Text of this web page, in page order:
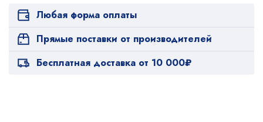
Любая форма оплаты
Прямые поставки от производителей
Бесплатная доставка от 10 000₽